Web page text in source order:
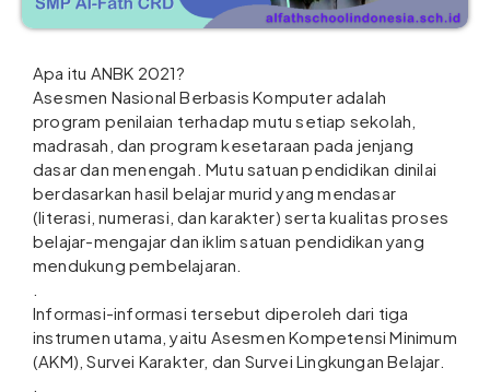
Apa itu ANBK 2021?
Asesmen Nasional Berbasis Komputer adalah
program penilaian terhadap mutu setiap sekolah,
madrasah, dan program kesetaraan pada jenjang
dasar dan menengah. Mutu satuan pendidikan dinilai
berdasarkan hasil belajar murid yang mendasar
(literasi, numerasi, dan karakter) serta kualitas proses
belajar-mengajar dan iklim satuan pendidikan yang
mendukung pembelajaran.
Informasi-informasi tersebut diperoleh dari tiga
instrumen utama, yaitu Asesmen Kompetensi Minimum
(AKM), Survei Karakter, dan Survei Lingkungan Belajar.